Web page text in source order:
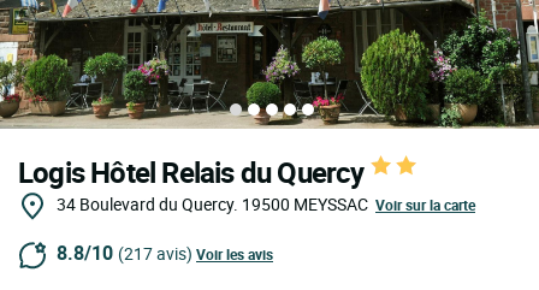
Logis Hôtel Relais du Quercy
34 Boulevard du Quercy. 19500 MEYSSAC Voir sur la carte
8.8/10 (217 avis) Voir les avis